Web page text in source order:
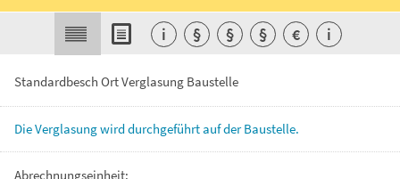
Standardbesch Ort Verglasung Baustelle
DieVerglasungwirddurchgeführtaufderBaustelle.
Abrechnungseinheit:
i § § § € i